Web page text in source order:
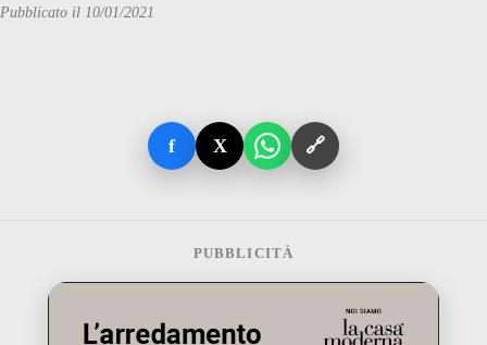
Pubblicato il 10/01/2021
f X 🔗
PUBBLICITÀ